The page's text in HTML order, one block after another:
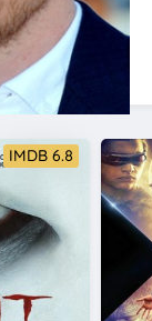
IMDB 6.8